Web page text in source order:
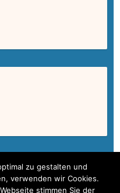
zu gestalten und
verwenden wir Cookies.
stimmen Sie der